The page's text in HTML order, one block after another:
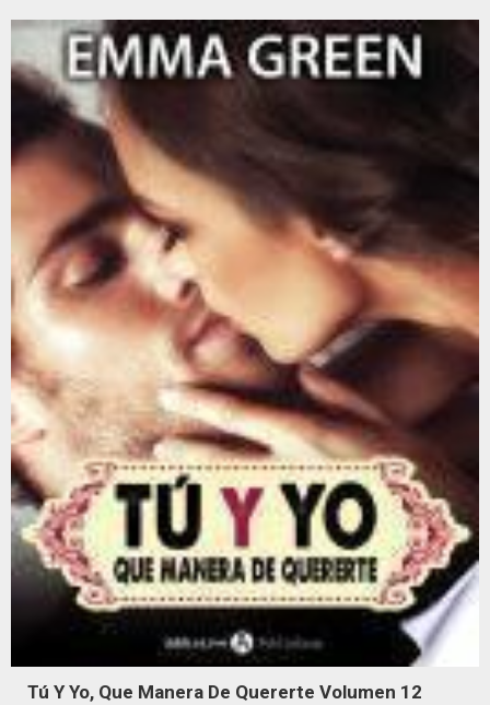
Tú Y Yo, Que Manera De Quererte Volumen 12